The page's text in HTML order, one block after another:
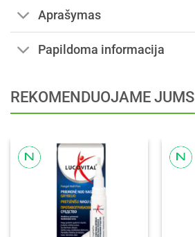
Aprašymas
Papildoma informacija
REKOMENDUOJAME JUMS